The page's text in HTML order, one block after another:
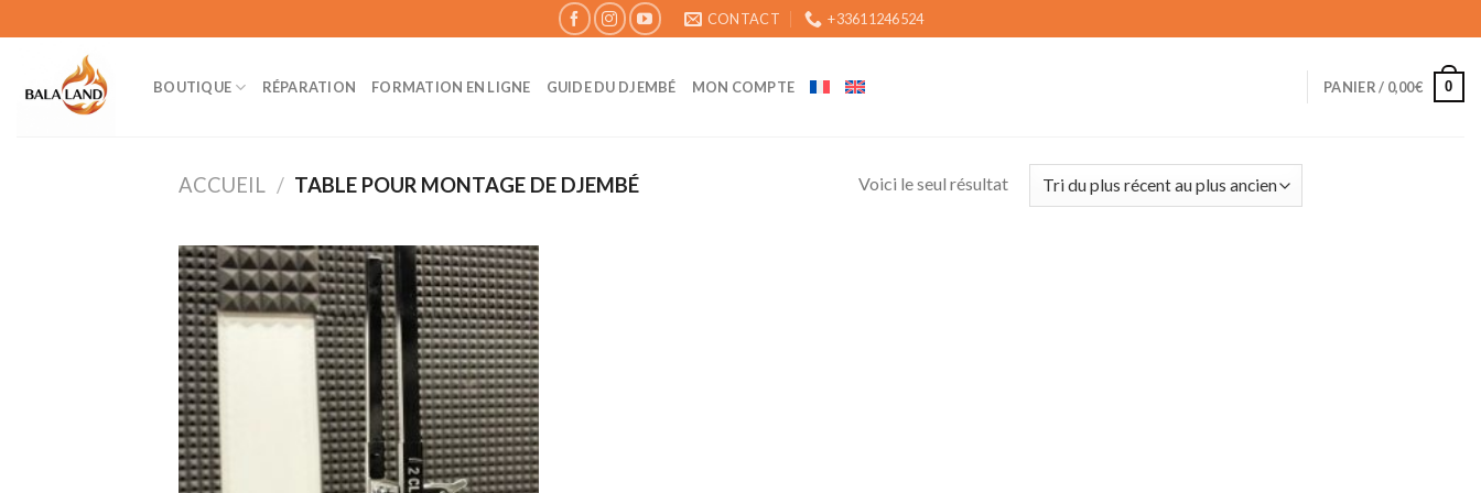
to
CONTACT +33611246524
BOUTIQUE RÉPARATION FORMATION EN LIGNE GUIDE DU DJEMBÉ MON COMPTE PANIER / 0,00€ 0
ACCUEIL / TABLE POUR MONTAGE DE DJEMBÉ Voici le seul résultat